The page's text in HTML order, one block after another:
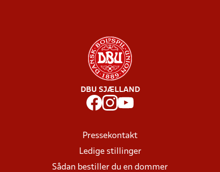
DBU SJÆLLAND
Pressekontakt
Ledige stillinger
Sådan bestiller du en dommer